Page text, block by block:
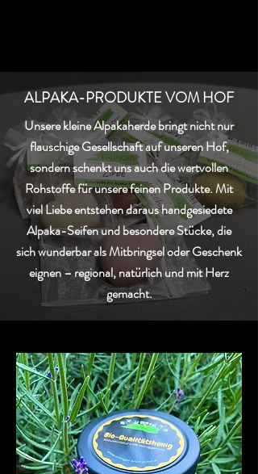
ALPAKA-PRODUKTE VOM HOF
Unsere kleine Alpakaherde bringt nicht nur
flauschige Gesellschaft auf unseren Hof,
sondern schenkt uns auch die wertvollen
Rohstoffe für unsere feinen Produkte. Mit
viel Liebe entstehen daraus handgesiedete
Alpaka-Seifen und besondere Stücke, die
sich wunderbar als Mitbringsel oder Geschenk
eignen – regional, natürlich und mit Herz
gemacht.